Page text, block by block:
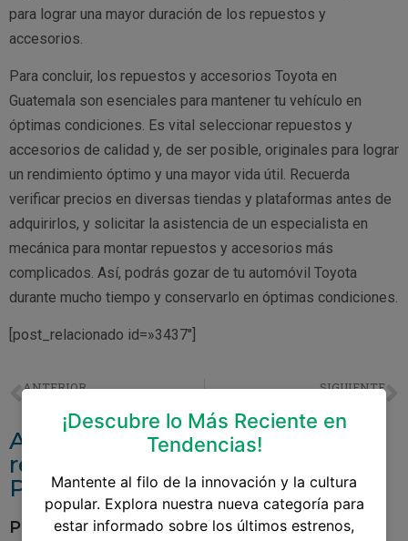
para lograr una mayor duración de los repuestos y
accesorios.
Para concluir, los repuestos y accesorios Toyota en
Guatemala son esenciales para mantener tu vehículo en
óptimas condiciones. Es vital seleccionar repuestos y
accesorios de calidad y, de ser posible, originales para lograr
un rendimiento óptimo y una mayor vida útil. Recuerda
verificar precios en diversas tiendas y plataformas antes de
adquirirlos, y solicitar la asistencia de un especialista en
mecánica para montar repuestos y accesorios más
complicados. Así, podrás gozar de tu automóvil Toyota
durante mucho tiempo y conservarlo en óptimas condiciones.
[post_relacionado id=»3437″]
ANTERIOR SIGUIENTE
Accesorios y repuestos
relacionados aVenta De Aros
Para Toyota Hilux
Pantalla Para Toyota Yaris
¡Descubre lo Más Reciente en
Tendencias!
Mantente al filo de la innovación y la cultura
popular. Explora nuestra nueva categoría para
estar informado sobre los últimos estrenos,